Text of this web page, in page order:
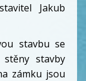
Jakub
stavbu se
stavby
zámku jsou